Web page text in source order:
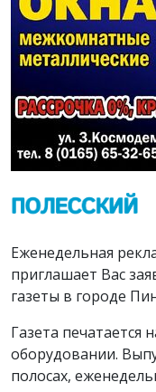
Еженедельная
приглашает Вас
газеты в городе
Газета печатается
оборудовании.
полосах,